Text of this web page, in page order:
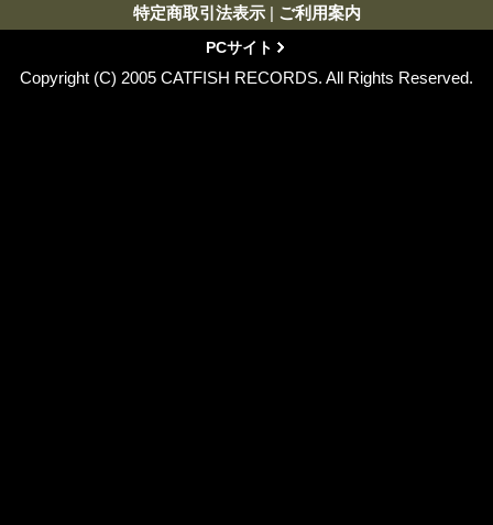
特定商取引法表示 | ご利用案内
PCサイト
Copyright (C) 2005 CATFISH RECORDS. All Rights Reserved.